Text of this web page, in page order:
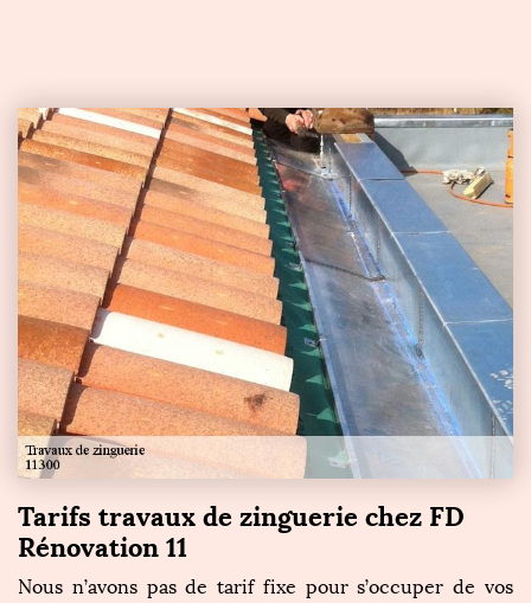
Tarifs travaux de zinguerie chez FD
Rénovation 11
Nous n’avons pas de tarif fixe pour s’occuper de vos